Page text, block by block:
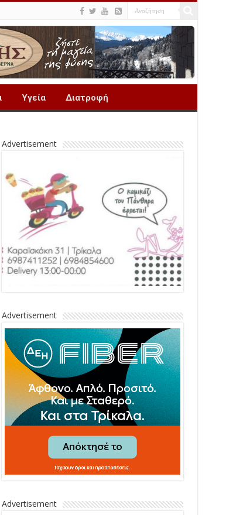
Υγεία Διατροφή
Advertisement
Advertisement
Advertisement